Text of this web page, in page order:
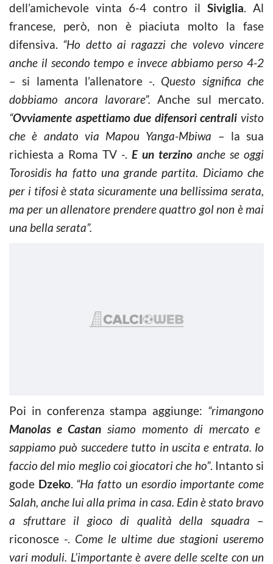
dell’amichevole vinta 6-4 contro il Siviglia. Al
francese, però, non è piaciuta molto la fase
difensiva. “Ho detto ai ragazzi che volevo vincere
anche il secondo tempo e invece abbiamo perso 4-2
– si lamenta l’allenatore -. Questo significa che
dobbiamo ancora lavorare”. Anche sul mercato.
“Ovviamente aspettiamo due difensori centrali visto
che è andato via Mapou Yanga-Mbiwa – la sua
richiesta a Roma TV -. E un terzino anche se oggi
Torosidis ha fatto una grande partita. Diciamo che
per i tifosi è stata sicuramente una bellissima serata,
ma per un allenatore prendere quattro gol non è mai
una bella serata”.
Poi in conferenza stampa aggiunge: “rimangono
Manolas e Castan siamo momento di mercato e
sappiamo può succedere tutto in uscita e entrata. Io
faccio del mio meglio coi giocatori che ho”. Intanto si
gode Dzeko. “Ha fatto un esordio importante come
Salah, anche lui alla prima in casa. Edin è stato bravo
a sfruttare il gioco di qualità della squadra –
riconosce -. Come le ultime due stagioni useremo
vari moduli. L’importante è avere delle scelte con un